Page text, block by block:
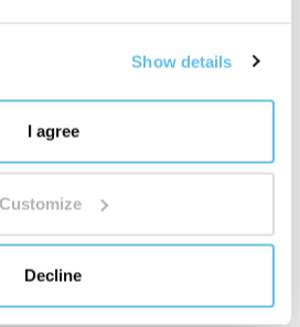
Show details
I agree
Customize
Decline
eteriske oljeblandinger,
og den kjemiske
naturlige råvarene
somplantens
de klimatiske forholdene
og prosesseringstiden, er det
med ensortert olje